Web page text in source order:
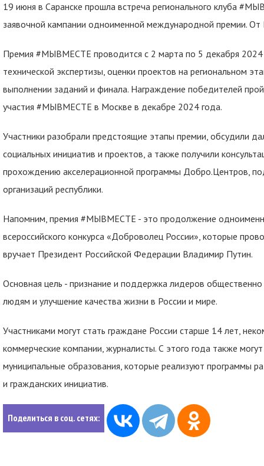
19 июня в Саранске прошла встреча регионального клуба
заявочной кампании одноименной международной премии.
​​​​​​​Премия #МЫВМЕСТЕ проводится с 2 марта по 5 декабря 2024
технической экспертизы, оценки проектов на региональном
выполнении заданий и финала. Награждение победителей
участия #МЫВМЕСТЕ в Москве в декабре 2024 года.
Участники разобрали предстоящие этапы премии, обсудили
социальных инициатив и проектов, а также получили
прохождению акселерационной программы Добро.Центров,
организаций республики.
Напомним, премия #МЫВМЕСТЕ - это продолжение
всероссийского конкурса «Доброволец России», которые
вручает Президент Российской Федерации Владимир Путин.
Основная цель - признание и поддержка лидеров
людям и улучшение качества жизни в России и мире.
Участниками могут стать граждане России старше 14 лет,
коммерческие компании, журналисты. С этого года также
муниципальные образования, которые реализуют программы
и гражданских инициатив.
Поделиться в соц. сетях: